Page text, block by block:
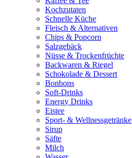
Kochzutaten
Schnelle Küche
Fleisch & Alternativen
Chips & Popcorn
Salzgebäck
Nüsse & Trockenfrüchte
Backwaren & Riegel
Schokolade & Dessert
Bonbons
Soft-Drinks
Energy Drinks
Eistee
Sport- & Wellnessgetränke
Sirup
Säfte
Milch